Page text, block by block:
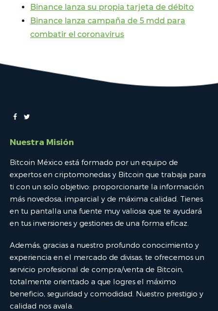
Binance lanza su propia tarjeta de débito
Binance lanza campaña de 5 mdd para
combatir el coronavirus
Nuestra Misión
Bitcoin México está formado por un equipo de
expertos en criptomonedas y Bitcoin que trabaja para
ti con un solo objetivo: proporcionarte la información
más novedosa, imparcial y de máxima calidad. Tienes
en tu pantalla una fuente muy valiosa que te ayudará
en tus inversiones y gestiones de una forma eficaz.
Además, gracias a nuestro profundo conocimiento y
experiencia en el mercado de divisas, te ofrecemos un
servicio profesional de compra/venta de Bitcoin,
totalmente orientado a que logres el máximo
beneficio, seguridad y comodidad. Nuestro prestigio y
calidad nos avala.